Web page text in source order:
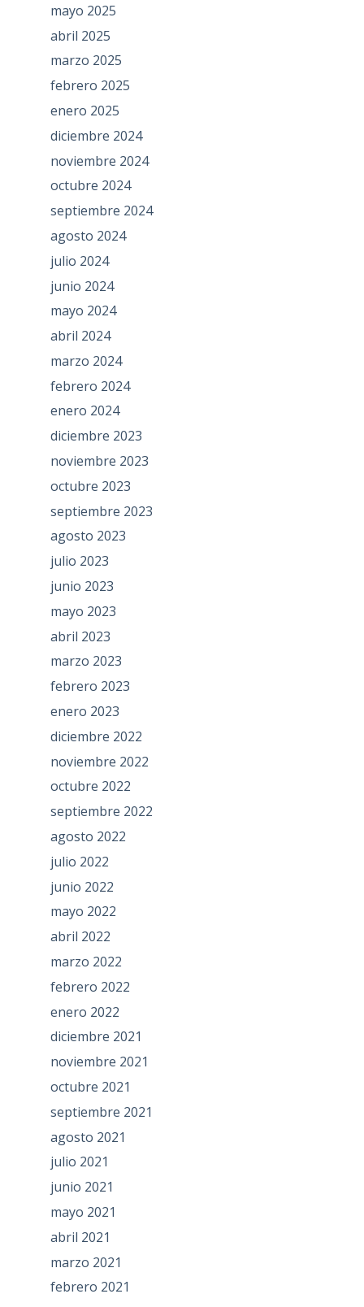
mayo 2025
abril 2025
marzo 2025
febrero 2025
enero 2025
diciembre 2024
noviembre 2024
octubre 2024
septiembre 2024
agosto 2024
julio 2024
junio 2024
mayo 2024
abril 2024
marzo 2024
febrero 2024
enero 2024
diciembre 2023
noviembre 2023
octubre 2023
septiembre 2023
agosto 2023
julio 2023
junio 2023
mayo 2023
abril 2023
marzo 2023
febrero 2023
enero 2023
diciembre 2022
noviembre 2022
octubre 2022
septiembre 2022
agosto 2022
julio 2022
junio 2022
mayo 2022
abril 2022
marzo 2022
febrero 2022
enero 2022
diciembre 2021
noviembre 2021
octubre 2021
septiembre 2021
agosto 2021
julio 2021
junio 2021
mayo 2021
abril 2021
marzo 2021
febrero 2021